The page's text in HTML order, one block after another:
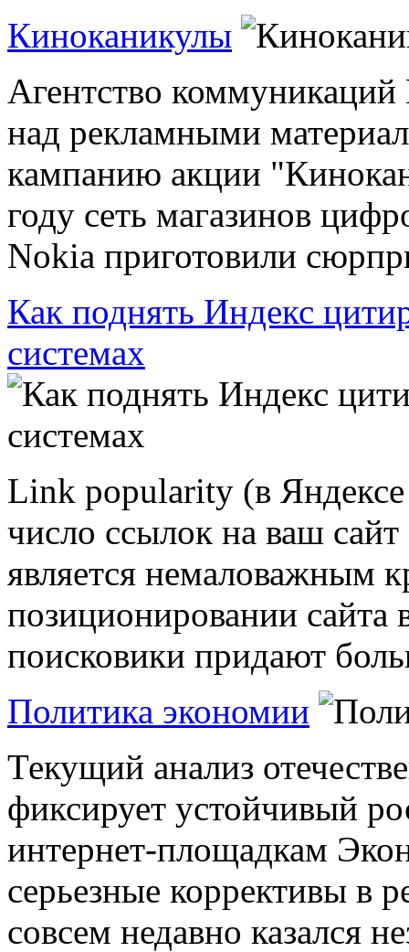
Киноканикулы
Агентство
над рекламными
кампанию акции
году сеть магазинов
Nokia приготовили
Как поднять Индекс
системах
Link popularity (в
число ссылок на ваш сайт
является немаловажным
позиционировании
поисковики придают
Политика экономии
Текущий анализ
фиксирует устойчивый
интернет-площадкам
серьезные коррективы в
совсем недавно казался